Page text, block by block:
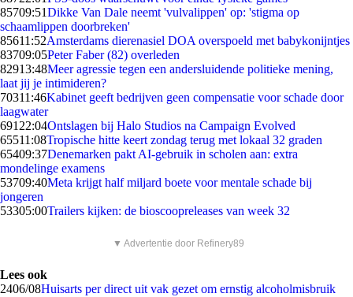
85709:51Dikke Van Dale neemt 'vulvalippen' op: 'stigma op
schaamlippen doorbreken'
85611:52Amsterdams dierenasiel DOA overspoeld met babykonijntjes
83709:05Peter Faber (82) overleden
82913:48Meer agressie tegen een andersluidende politieke mening,
laat jij je intimideren?
70311:46Kabinet geeft bedrijven geen compensatie voor schade door
laagwater
691 22:04Ontslagen bij Halo Studios na Campaign Evolved
65511:08Tropische hitte keert zondag terug met lokaal 32 graden
65409:37Denemarken pakt AI-gebruik in scholen aan: extra
mondelinge examens
53709:40Meta krijgt half miljard boete voor mentale schade bij
jongeren
53305:00Trailers kijken: de bioscoopreleases van week 32
▼ Advertentie door Refinery89
Lees ook
2406/08Huisarts per direct uit vak gezet om ernstig alcoholmisbruik